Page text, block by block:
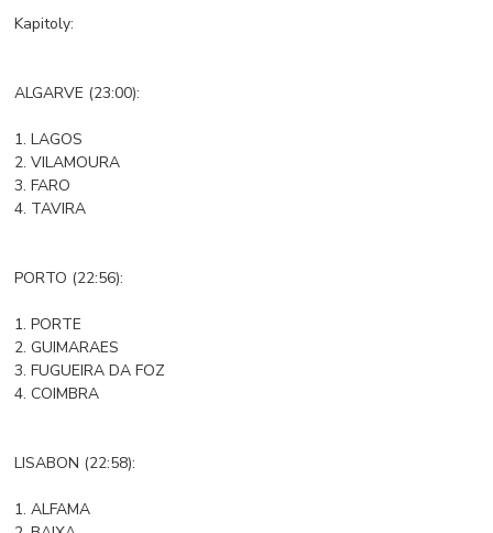
Kapitoly:
ALGARVE (23:00):
1. LAGOS
2. VILAMOURA
3. FARO
4. TAVIRA
PORTO (22:56):
1. PORTE
2. GUIMARAES
3. FUGUEIRA DA FOZ
4. COIMBRA
LISABON (22:58):
1. ALFAMA